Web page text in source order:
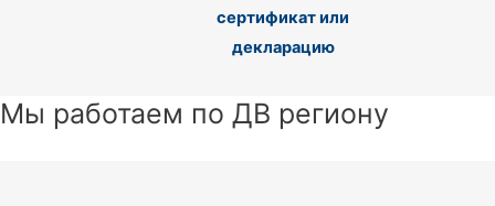
сертификат или
декларацию
Мы работаем по ДВ региону